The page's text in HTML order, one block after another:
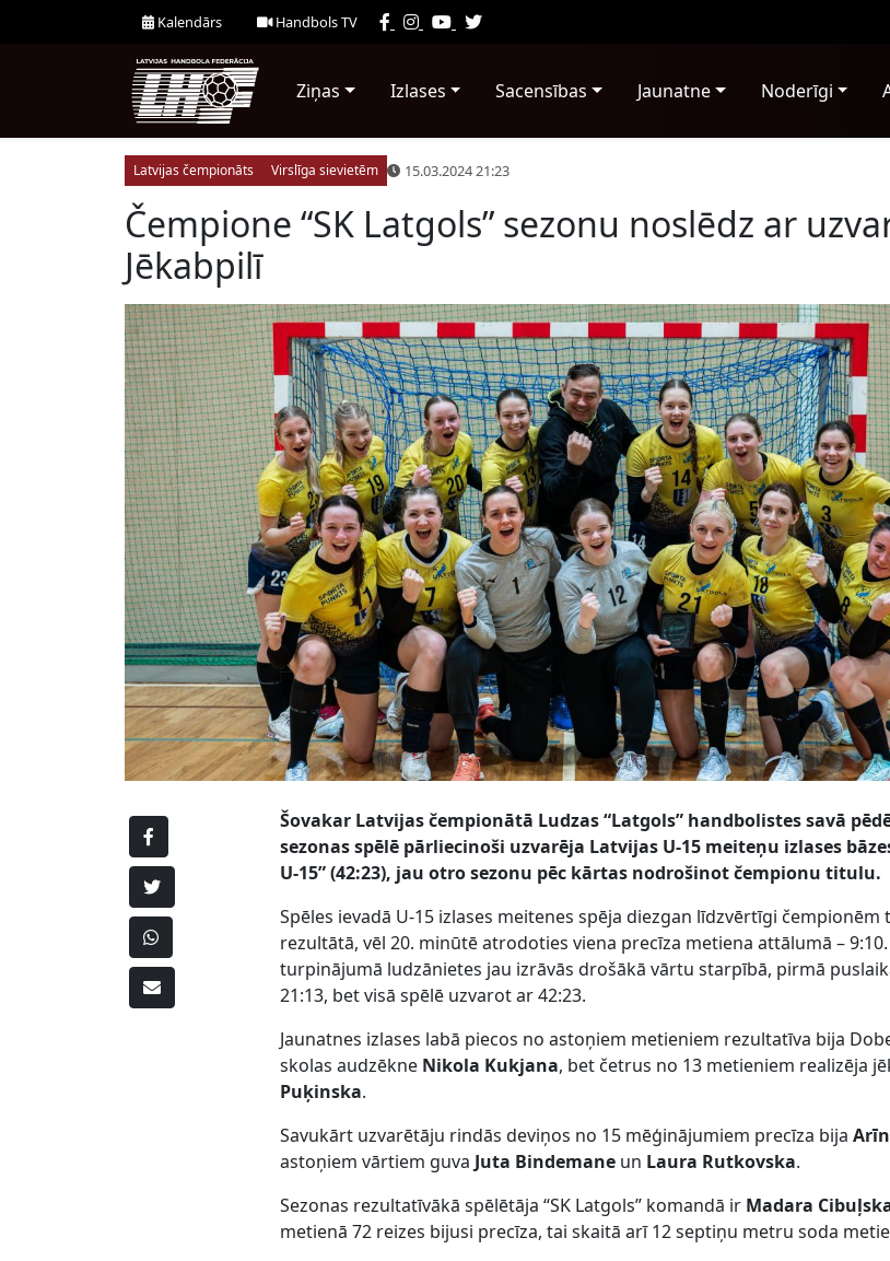
Kalendārs Handbols TV
Ziņas Izlases Sacensības Jaunatne Noderīgi
Latvijas čempionāts Virslīga sievietēm 15.03.2024 21:23
Čempione “SK Latgols” sezonu noslēdz ar
Jēkabpilī
Šovakar Latvijas čempionātā Ludzas “Latgols” handbolistes savā
sezonas spēlē pārliecinoši uzvarēja Latvijas U-15 meiteņu izlases
U-15” (42:23), jau otro sezonu pēc kārtas nodrošinot čempionu titulu.
Spēles ievadā U-15 izlases meitenes spēja diezgan līdzvērtīgi čempionēm
rezultātā, vēl 20. minūtē atrodoties viena precīza metiena attālumā – 9:10.
turpinājumā ludzānietes jau izrāvās drošākā vārtu starpībā, pirmā
21:13, bet visā spēlē uzvarot ar 42:23.
Jaunatnes izlases labā piecos no astoņiem metieniem rezultatīva bija
skolas audzēkne Nikola Kukjana, bet četrus no 13 metieniem realizēja
Puķinska.
Savukārt uzvarētāju rindās deviņos no 15 mēģinājumiem precīza bija
astoņiem vārtiem guva Juta Bindemane un Laura Rutkovska.
Sezonas rezultatīvākā spēlētāja “SK Latgols” komandā ir Madara
metienā 72 reizes bijusi precīza, tai skaitā arī 12 septiņu metru soda